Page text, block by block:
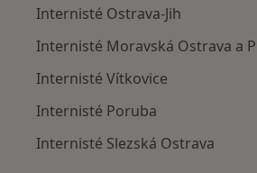
Internisté Ostrava-Jih
Internisté Moravská Ostrava a
Internisté Vítkovice
Internisté Poruba
Internisté Slezská Ostrava